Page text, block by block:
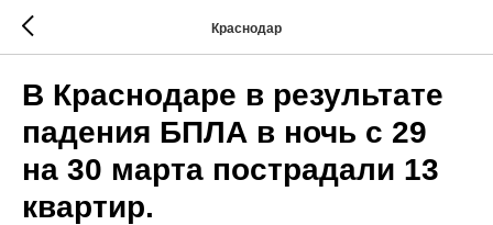
Краснодар
В Краснодаре в результате
падения БПЛА в ночь с 29
на 30 марта пострадали 13
квартир.